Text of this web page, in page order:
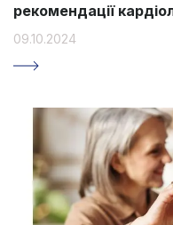
рекомендації
09.10.2024